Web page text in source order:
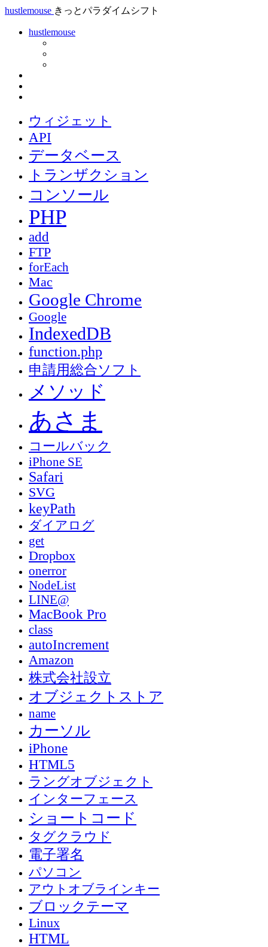
hustlemouse きっとパラダイムシフト
hustlemouse
ウィジェット
API
データベース
トランザクション
コンソール
PHP
add
FTP
forEach
Mac
Google Chrome
Google
IndexedDB
function.php
申請用総合ソフト
メソッド
あさま
コールバック
iPhone SE
Safari
SVG
keyPath
ダイアログ
get
Dropbox
onerror
NodeList
LINE@
MacBook Pro
class
autoIncrement
Amazon
株式会社設立
オブジェクトストア
name
カーソル
iPhone
HTML5
ラングオブジェクト
インターフェース
ショートコード
タグクラウド
電子署名
パソコン
アウトオブラインキー
ブロックテーマ
Linux
HTML